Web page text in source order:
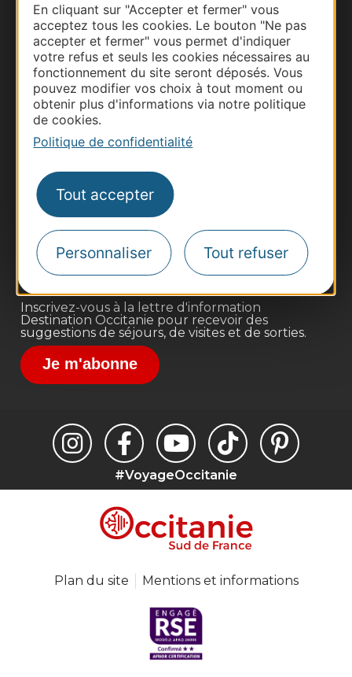
En cliquant sur "Accepter et fermer" vous
acceptez tous les cookies. Le bouton "Ne pas
accepter et fermer" vous permet d'indiquer
votre refus et seuls les cookies nécessaires au
fonctionnement du site seront déposés. Vous
pouvez modifier vos choix à tout moment ou
obtenir plus d'informations via notre politique
de cookies.
Politique de confidentialité
Tout accepter
Personnaliser Tout refuser
Business/Mice
Pros d'Occitanie
Site presse et d'influence
Voyagistes
Destination Sport
Inscrivez-vous à la lettre d'information
Destination Occitanie pour recevoir des
suggestions de séjours, de visites et de sorties.
Je m'abonne
#VoyageOccitanie
Plan du site Mentions et informations